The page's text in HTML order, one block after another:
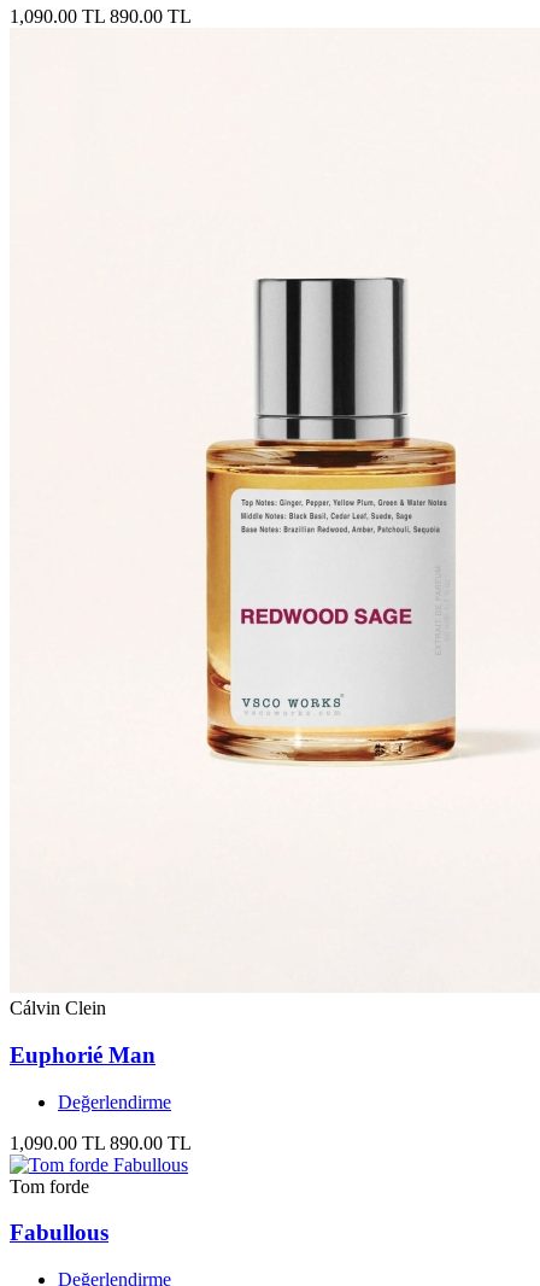
1,090.00 TL 890.00 TL
Cálvin Clein
Euphorié Man
Değerlendirme
1,090.00 TL 890.00 TL
Tom forde
Fabullous
Değerlendirme